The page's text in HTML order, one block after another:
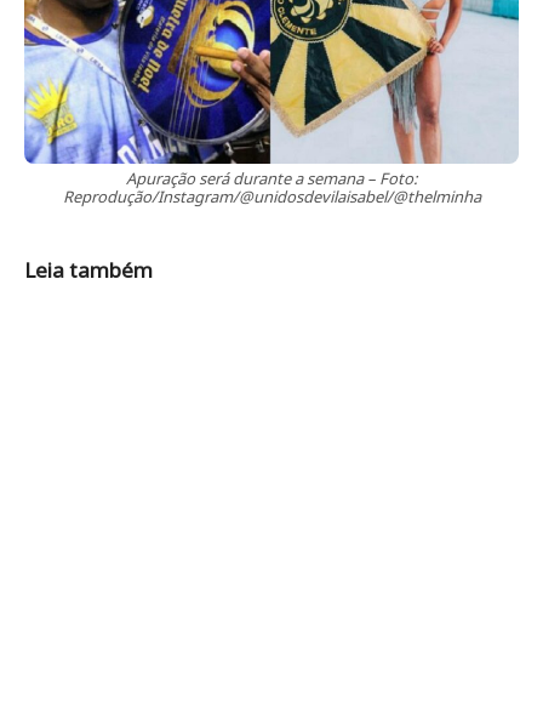
Apuração será durante a semana – Foto:
Reprodução/Instagram/@unidosdevilaisabel/@thelminha
Leia também